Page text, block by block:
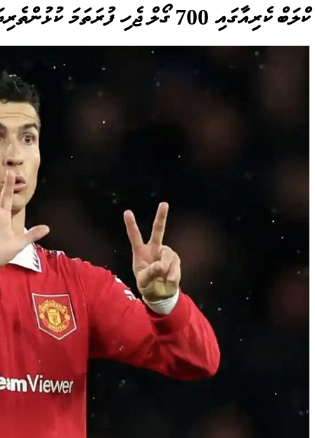
ކްލަބް ކެރިއާގައި 700 ގޯލް ޖެހި ފުރަތަމަ ކުޅުންތެރިޔަކަށް ރޮނާލްޑޯ